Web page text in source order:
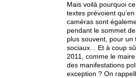
Mais voilà pourquoi
textes prévoient
caméras sont
pendant le sommet
plus souvent, pour un
sociaux... Et à coup
2011, comme le
des manifestations
exception ? On